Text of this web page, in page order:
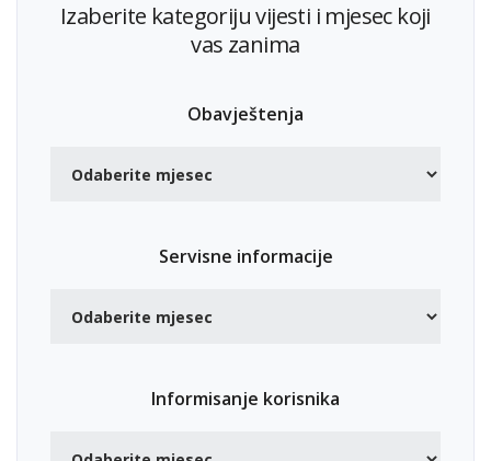
Izaberite kategoriju vijesti i mjesec koji
vas zanima
Obavještenja
Servisne informacije
Informisanje korisnika